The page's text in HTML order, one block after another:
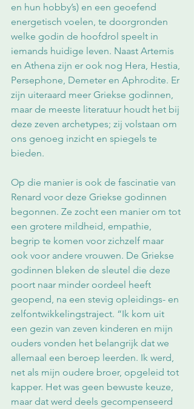
en hun hobby’s) en een geoefend
energetisch voelen, te doorgronden
welke godin de hoofdrol speelt in
iemands huidige leven. Naast Artemis
en Athena zijn er ook nog Hera, Hestia,
Persephone, Demeter en Aphrodite. Er
zijn uiteraard meer Griekse godinnen,
maar de meeste literatuur houdt het bij
deze zeven archetypes; zij volstaan om
ons genoeg inzicht en spiegels te
bieden.
Op die manier is ook de fascinatie van
Renard voor deze Griekse godinnen
begonnen. Ze zocht een manier om tot
een grotere mildheid, empathie,
begrip te komen voor zichzelf maar
ook voor andere vrouwen. De Griekse
godinnen bleken de sleutel die deze
poort naar minder oordeel heeft
geopend, na een stevig opleidings- en
zelfontwikkelingstraject. “Ik kom uit
een gezin van zeven kinderen en mijn
ouders vonden het belangrijk dat we
allemaal een beroep leerden. Ik werd,
net als mijn oudere broer, opgeleid tot
kapper. Het was geen bewuste keuze,
maar dat werd deels gecompenseerd